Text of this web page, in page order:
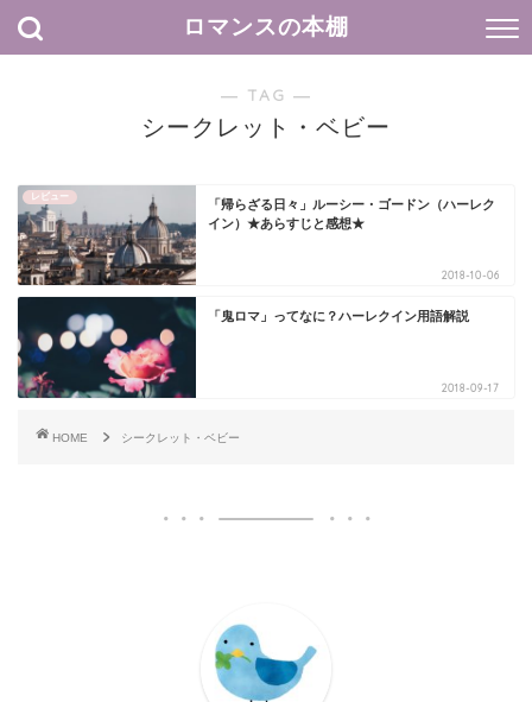
ロマンスの本棚
― TAG ―
シークレット・ベビー
レビュー
「帰らざる日々」ルーシー・ゴードン（ハーレク
イン）★あらすじと感想★
2018-10-06
「鬼ロマ」ってなに？ハーレクイン用語解説
2018-09-17
HOME シークレット・ベビー